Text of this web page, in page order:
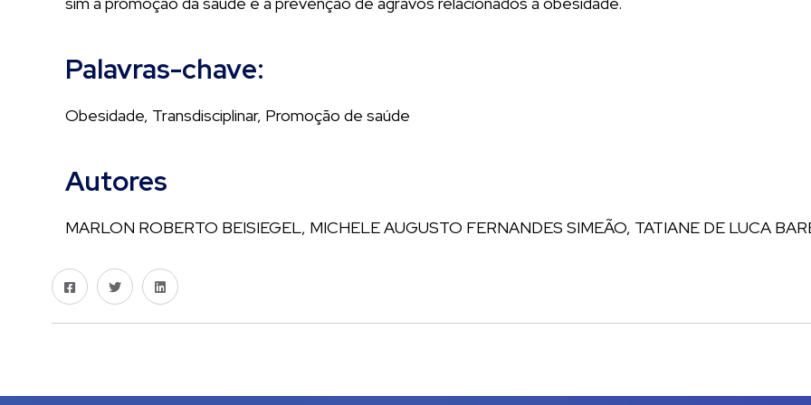
Palavras-chave:
Obesidade, Transdisciplinar, Promoção de saúde
Autores
MARLON ROBERTO BEISIEGEL, MICHELE AUGUSTO FERNANDES SIMEÃO, TATIANE DE LUCA